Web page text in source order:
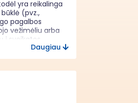
yra reikalinga
(pvz.,
pagalbos
vežimėliu arba
į sveikatos
jis turi būti
nežinoma
speciali kėdė,
lankytis pas
komplikacijų
Daugiau